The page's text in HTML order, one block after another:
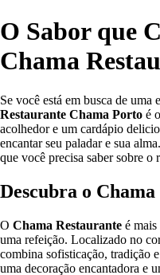
O Sabor que
Chama
Se você está em busca de
Restaurante Chama Porto é
acolhedor e um cardápio
encantar seu paladar e sua
que você precisa saber sobre o
Descubra o
O Chama Restaurante é
uma refeição. Localizado no
combina sofisticação, tradição
uma decoração encantadora e